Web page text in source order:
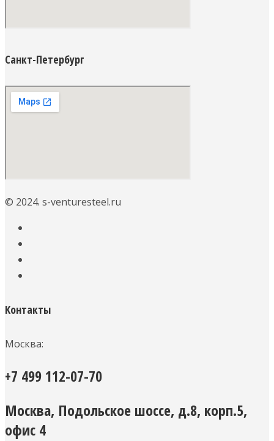
Санкт-Петербург
© 2024. s-venturesteel.ru
Контакты
Москва:
+7 499 112-07-70
Москва, Подольское шоссе, д.8, корп.5,
офис 4